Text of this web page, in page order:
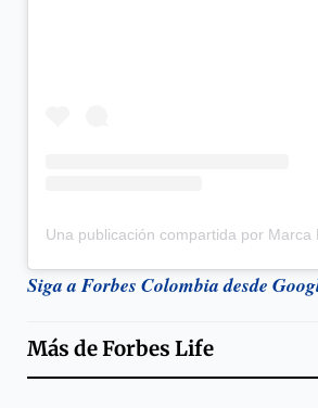
Siga a Forbes Colombia desde
Más deForbes Life